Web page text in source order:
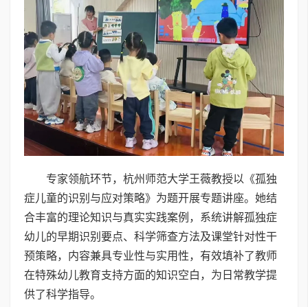
专家领航环节，杭州师范大学王薇教授以《孤独
症儿童的识别与应对策略》为题开展专题讲座。她结
合丰富的理论知识与真实实践案例，系统讲解孤独症
幼儿的早期识别要点、科学筛查方法及课堂针对性干
预策略，内容兼具专业性与实用性，有效填补了教师
在特殊幼儿教育支持方面的知识空白，为日常教学提
供了科学指导。